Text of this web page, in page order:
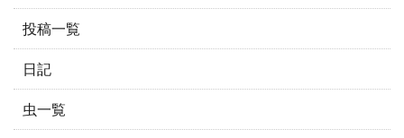
投稿一覧
日記
虫一覧